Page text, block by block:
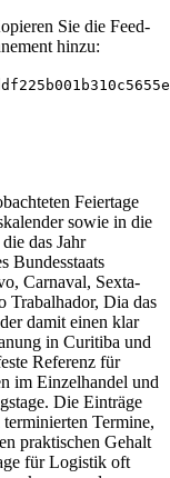
Sie die Feed-
hinzu:
Feiertage
sowie in die
das Jahr
Bundesstaats
Carnaval, Sexta-
Trabalhador, Dia das
damit einen klar
in Curitiba und
Referenz für
im Einzelhandel und
Die Einträge
Termine,
praktischen Gehalt
für Logistik oft